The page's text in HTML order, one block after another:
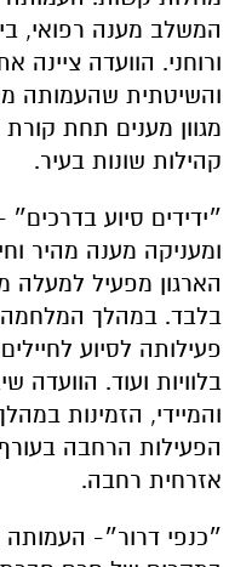
המשלב מענה רפואי,
ורוחני. הוועדה
והשיטתית שהעמותה
מגוון מענים תחת קורת
קהילות שונות בעיר.
ומעניקה מענה מהיר
בלבד. במהלך
פעילותה לסיוע
בלוויות ועוד. הוועדה
והמיידי, הזמינות
הפעילות הרחבה
אזרחית רחבה.